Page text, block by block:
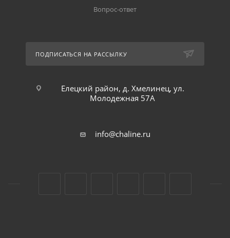
Вопрос-ответ
ПОДПИСАТЬСЯ НА РАССЫЛКУ
Елецкий район, д. Хмелинец, ул.
Молодежная 57А
info@chaline.ru